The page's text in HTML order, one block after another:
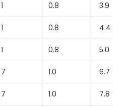
1 0.8 3.9
1 0.8 4.4
1 0.8 5.0
7 1.0 6.7
7 1.0 7.8